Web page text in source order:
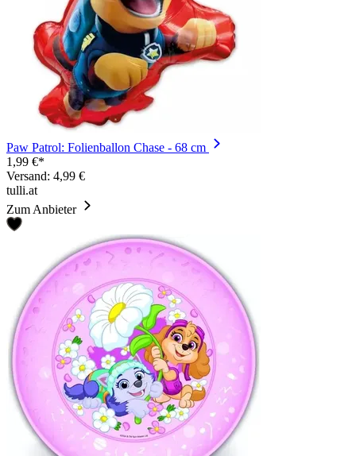
Paw Patrol: Folienballon Chase - 68 cm
1,99 €*
Versand: 4,99 €
tulli.at
Zum Anbieter